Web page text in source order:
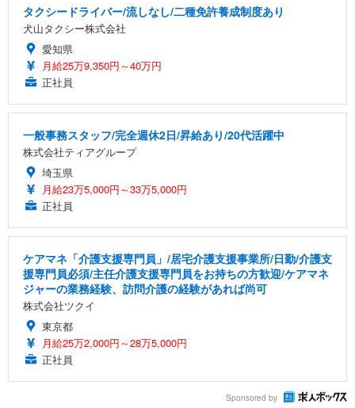
タクシードライバー/流しなし/二種免許養成制度あり
犬山タクシー株式会社
愛知県
月給25万9,350円～40万円
正社員
一般事務スタッフ/完全週休2日/昇給あり/20代活躍中
株式会社ティアグループ
埼玉県
月給23万5,000円～33万5,000円
正社員
ケアマネ「介護支援専門員」/居宅介護支援事業所/日勤/介護支
援専門員必須/主任介護支援専門員をお持ちの方歓迎/ケアマネ
ジャーの業務経験、訪問介護の経験があれば尚可
株式会社ツクイ
東京都
月給25万2,000円～28万5,000円
正社員
Sponsored by